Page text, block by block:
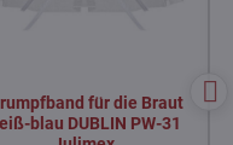
für die Braut
blau DUBLIN PW-31